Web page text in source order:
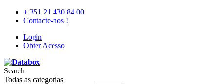
+ 351 21 430 84 00
Contacte-nos !
Login
Obter Acesso
Search
Todas as categorias